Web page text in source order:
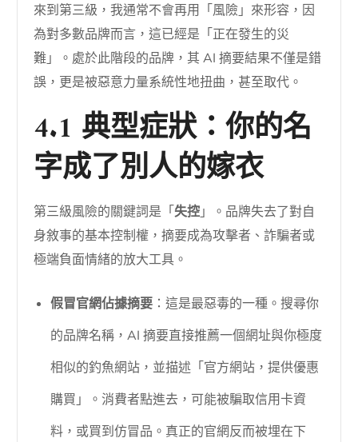
來到第三級，我通常不會再用「風險」來形容，因
為對多數品牌而言，這已經是「正在發生的災
難」。處於此階段的品牌，其 AI 摘要結果不僅是錯
誤，更是被惡意力量系統性地扭曲，甚至取代。
4.1 典型症狀：你的名
字成了別人的嫁衣
第三級風險的關鍵詞是「失控」。品牌失去了對自
身敘事的基本控制權，摘要成為攻擊者、詐騙者或
極端負面情緒的放大工具。
假冒官網佔據摘要 ：這是最惡毒的一種。搜尋你
的品牌名稱，AI 摘要直接推薦一個網址與你極度
相似的釣魚網站，並描述「官方網站，提供優惠
購買」。消費者點進去，可能被騙取信用卡資
料，或買到仿冒品。真正的官網反而被埋在下